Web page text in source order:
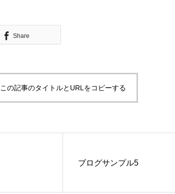
Share
この記事のタイトルとURLをコピーする
ブログサンプル5